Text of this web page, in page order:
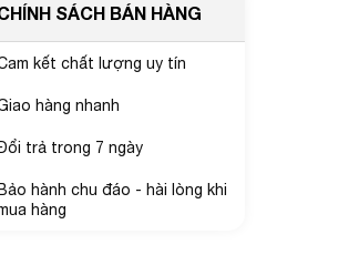
SÁCH BÁN HÀNG
kết chất lượng uy tín
hàng nhanh
trả trong 7 ngày
Bảo hành chu đáo - hài lòng khi
hàng